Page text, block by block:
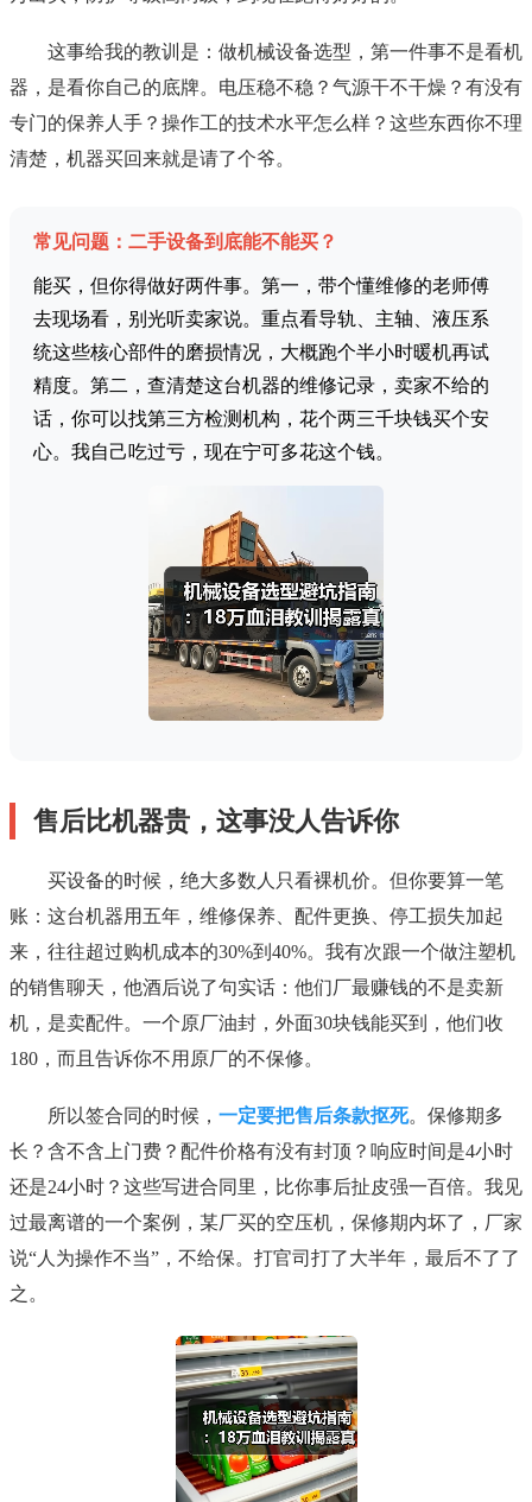
这事给我的教训是：做机械设备选型，第一件事不是看机
器，是看你自己的底牌。电压稳不稳？气源干不干燥？有没有
专门的保养人手？操作工的技术水平怎么样？这些东西你不理
清楚，机器买回来就是请了个爷。
常见问题：二手设备到底能不能买？
能买，但你得做好两件事。第一，带个懂维修的老师傅
去现场看，别光听卖家说。重点看导轨、主轴、液压系
统这些核心部件的磨损情况，大概跑个半小时暖机再试
精度。第二，查清楚这台机器的维修记录，卖家不给的
话，你可以找第三方检测机构，花个两三千块钱买个安
心。我自己吃过亏，现在宁可多花这个钱。
售后比机器贵，这事没人告诉你
买设备的时候，绝大多数人只看裸机价。但你要算一笔
账：这台机器用五年，维修保养、配件更换、停工损失加起
来，往往超过购机成本的30%到40%。我有次跟一个做注塑机
的销售聊天，他酒后说了句实话：他们厂最赚钱的不是卖新
机，是卖配件。一个原厂油封，外面30块钱能买到，他们收
180，而且告诉你不用原厂的不保修。
所以签合同的时候， 一定要把售后条款抠死。保修期多
长？含不含上门费？配件价格有没有封顶？响应时间是4小时
还是24小时？这些写进合同里，比你事后扯皮强一百倍。我见
过最离谱的一个案例，某厂买的空压机，保修期内坏了，厂家
说“人为操作不当”，不给保。打官司打了大半年，最后不了了
之。